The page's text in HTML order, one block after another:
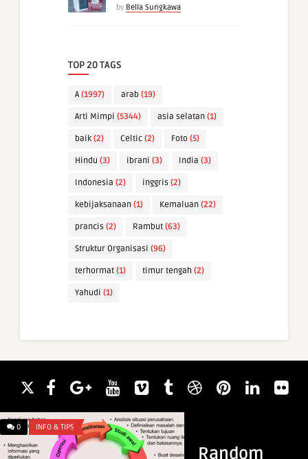
by Bella Sungkawa
TOP 20 TAGS
A (1997) arab (19)
Arti Mimpi (5344) asia selatan (1)
baik (2) Celtic (2) Foto (5)
Hindu (3) ibrani (3) India (3)
Indonesia (2) inggris (2)
kebijaksanaan (1) Kemaluan (22)
prancis (2) Rambut (63)
Struktur Organisasi (96)
terhormat (1) timur tengah (2)
Yahudi (1)
Random
0 INFO & TIPS